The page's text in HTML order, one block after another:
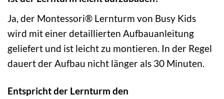
Ja, der Montessori® Lernturm von Busy Kids
wird mit einer detaillierten Aufbauanleitung
geliefert und ist leicht zu montieren. In der Regel
dauert der Aufbau nicht länger als 30 Minuten.
Entspricht der Lernturm den